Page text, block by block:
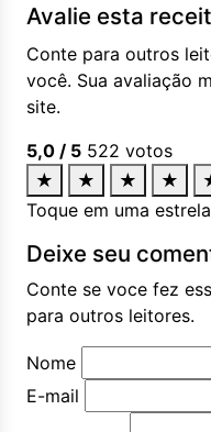
Avalie esta
Conte para outros
você. Sua avaliação
site.
5,0 / 5 522 votos
★
★ ★ ★
Toque em uma
Deixe seu
Conte se voce fez
para outros leitores.
Nome
E-mail